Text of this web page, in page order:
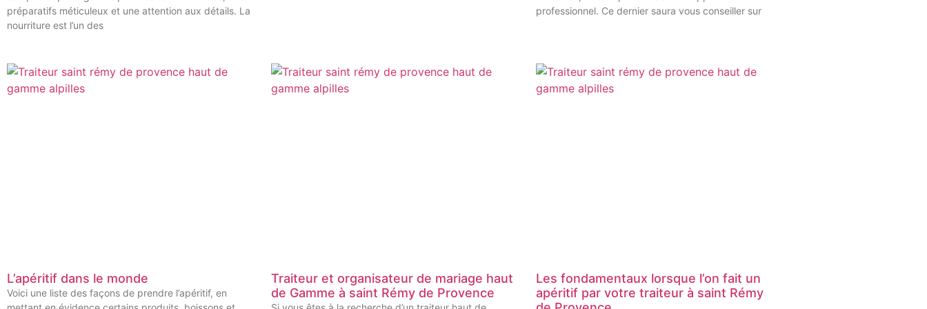
préparatifs méticuleux et une attention aux détails. La
nourriture est l’un des
professionnel. Ce dernier saura vous conseiller sur
L’apéritif dans le monde
Voici une liste des façons de prendre l’apéritif, en
Traiteur et organisateur de mariage haut
de Gamme à saint Rémy de Provence
Les fondamentaux lorsque l’on fait un
apéritif par votre traiteur à saint Rémy